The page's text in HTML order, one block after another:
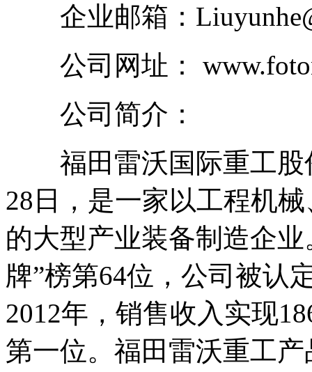
企业邮箱：
公司网址：
公司简介：
福田雷沃国际重工股
28日，是一家以工程机
的大型产业装备制造企
牌”榜第64位，公司被认
2012年，销售收入实现
第一位。福田雷沃重工产